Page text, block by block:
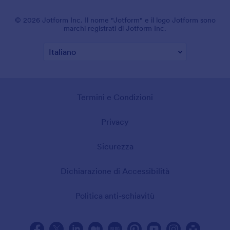
© 2026 Jotform Inc. Il nome "Jotform" e il logo Jotform sono
marchi registrati di Jotform Inc.
Termini e Condizioni
Privacy
Sicurezza
Dichiarazione di Accessibilità
Politica anti-schiavitù